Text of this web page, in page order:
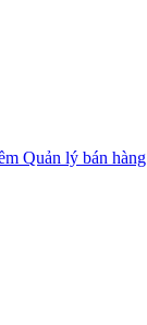
Quản lý bán hàng